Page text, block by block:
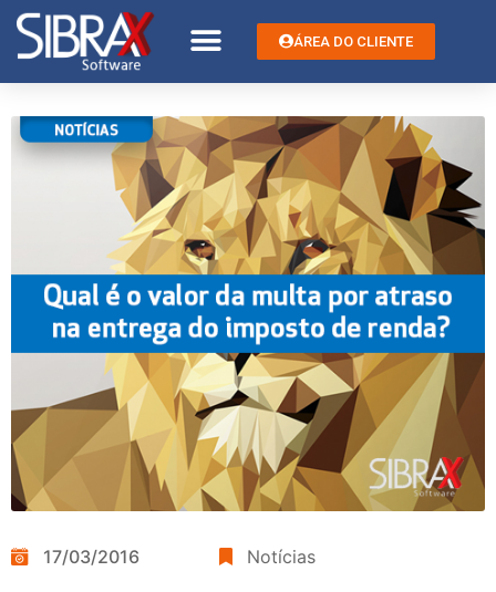
ÁREA DO CLIENTE
17/03/2016 Notícias